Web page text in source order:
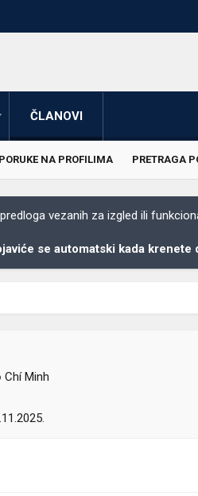
ČLANOVI
NA PROFILIMA PRETRAGA
vezanih za izgled ili
se automatski kada krenete
Chí Minh